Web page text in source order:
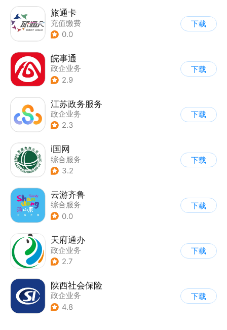
旅通卡
充值缴费
0.0
下载
皖事通
政企业务
2.9
下载
江苏政务服务
政企业务
2.3
下载
i国网
综合服务
3.2
下载
云游齐鲁
综合服务
0.0
下载
天府通办
政企业务
2.7
下载
陕西社会保险
政企业务
4.8
下载